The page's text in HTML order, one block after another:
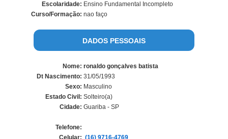
Escolaridade: Ensino Fundamental Incompleto
Curso/Formação: nao faço
DADOS PESSOAIS
Nome: ronaldo gonçalves batista
Dt Nascimento: 31/05/1993
Sexo: Masculino
Estado Civil: Solteiro(a)
Cidade: Guariba - SP
Telefone:
Celular: (16) 9716-4769